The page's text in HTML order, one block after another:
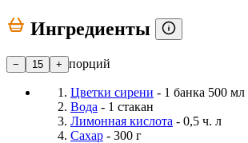
Ингредиенты
− 15 + порций
Цветки сирени - 1 банка 500 мл
Вода - 1 стакан
Лимонная кислота - 0,5 ч. л
Сахар - 300 г